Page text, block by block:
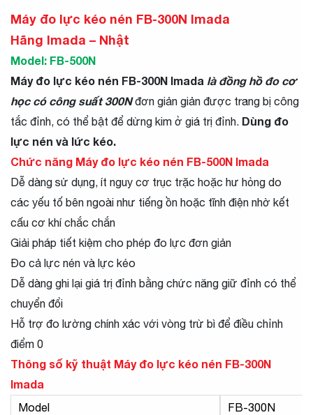
Máy đo lực kéo nén FB-300N Imada
Hãng Imada – Nhật
Model: FB-500N
Máy đo lực kéo nén FB-300N Imada là đồng hồ đo cơ
học có công suất 300Nđơn giản giản được trang bị công
tắc đỉnh, có thể bật để dừng kim ở giá trị đỉnh. Dùng đo
lực nén và lức kéo.
Chức năng Máy đo lực kéo nén FB-500N Imada
Dễ dàng sử dụng, ít nguy cơ trục trặc hoặc hư hỏng do
các yếu tố bên ngoài như tiếng ồn hoặc tĩnh điện nhờ kết
cấu cơ khí chắc chắn
Giải pháp tiết kiệm cho phép đo lực đơn giản
Đo cả lực nén và lực kéo
Dễ dàng ghi lại giá trị đỉnh bằng chức năng giữ đỉnh có thể
chuyển đổi
Hỗ trợ đo lường chính xác với vòng trừ bì để điều chỉnh
điểm 0
Thông số kỹ thuật Máy đo lực kéo nén FB-300N
Imada
Model FB-300N